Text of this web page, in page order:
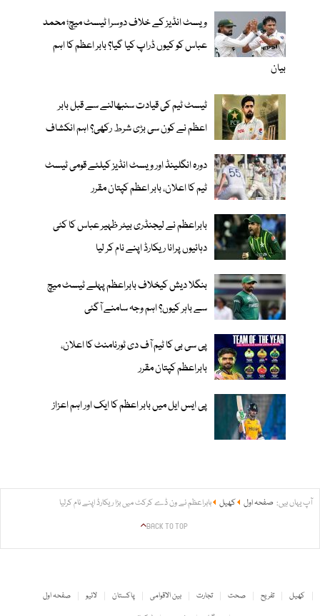
ویسٹ انڈیز کے خلاف دوسرا ٹیسٹ میچ؛ محمد
عباس کو کیوں ڈراپ کیا گیا؟ بابر اعظم کا اہم
بیان
ٹیسٹ ٹیم کی قیادت سنبھالنے سے قبل بابر
اعظم نے کون سی بڑی شرط رکھی؟ اہم انکشاف
دورہ انگلینڈ اور ویسٹ انڈیز کیلئے قومی ٹیسٹ
ٹیم کا اعلان، بابر اعظم کپتان مقرر
بابراعظم نے لیجنڈری بیٹر ظہیر عباس کا کئی
دہائیوں پرانا ریکارڈ اپنے نام کر لیا
بنگلا دیش کیخلاف بابراعظم پہلے ٹیسٹ میچ
سے باہر کیوں؟ اہم وجہ سامنے آگئی
پی سی بی کا ٹیم آف دی ٹورنامنٹ کا اعلان،
بابراعظم کپتان مقرر
پی ایس ایل میں بابر اعظم کا ایک اور اہم اعزاز
آپ یہاں ہیں: صفحہ اول کھیل بابراعظم نے ون ڈے کرکٹ میں بڑا ریکارڈ اپنے نام کرلیا
BACK TO TOP
صفحہ اول لائیو پاکستان بین الاقوامی تجارت صحت تفریح
کھیل